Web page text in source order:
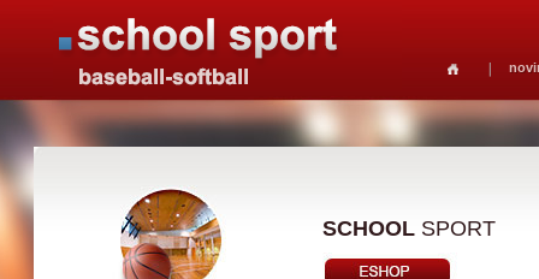
SCHOOL SPORT